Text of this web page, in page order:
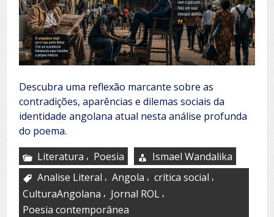
Descubra uma reflexão marcante sobre as
contradições, aparências e dilemas sociais da
identidade angolana atual nesta análise profunda
do poema.
Literatura , Poesia
Ismael Wandalika
Analise Literal , Angola , crítica social ,
CulturaAngolana , Jornal ROL ,
Poesia contemporânea